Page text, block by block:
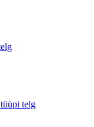
telg